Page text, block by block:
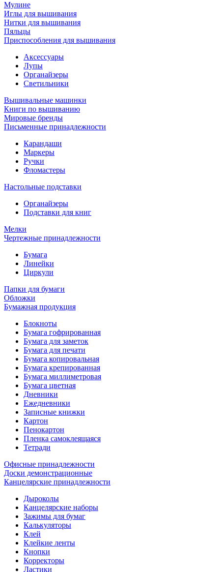
Мулине
Иглы для вышивания
Нитки для вышивания
Пяльцы
Приспособления для вышивания
Аксессуары
Лупы
Органайзеры
Светильники
Вышивальные машинки
Книги по вышиванию
Мировые бренды
Письменные принадлежности
Карандаши
Маркеры
Ручки
Фломастеры
Настольные подставки
Органайзеры
Подставки для книг
Мелки
Чертежные принадлежности
Бумага
Линейки
Циркули
Папки для бумаги
Обложки
Бумажная продукция
Блокноты
Бумага гофрированная
Бумага для заметок
Бумага для печати
Бумага копировальная
Бумага крепированная
Бумага миллиметровая
Бумага цветная
Дневники
Ежедневники
Записные книжки
Картон
Пенокартон
Пленка самоклеящаяся
Тетради
Офисные принадлежности
Доски демонстрационные
Канцелярские принадлежности
Дыроколы
Канцелярские наборы
Зажимы для бумаг
Калькуляторы
Клей
Клейкие ленты
Кнопки
Корректоры
Ластики